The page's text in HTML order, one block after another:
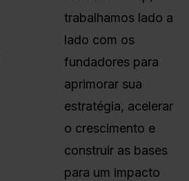
trabalhamos lado a
lado com os
fundadores para
aprimorar sua
estratégia, acelerar
o crescimento e
construir as bases
para um impacto